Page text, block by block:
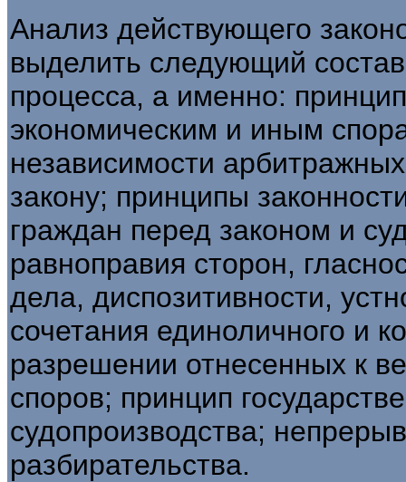
Анализ действующего
выделить следующий
процесса, а именно:
экономическим и иным
независимости
закону; принципы
граждан перед законом и
равноправия сторон,
дела, диспозитивности,
сочетания единоличного и
разрешении отнесенных к
споров; принцип
судопроизводства;
разбирательства.